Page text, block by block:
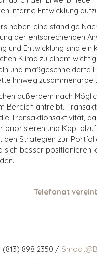
interne Entwicklung
haben eine ständige
der entsprechenden
und Entwicklung sind
Klima zu einem
und maßgeschneiderte
hinweg
außerdem nach
Bereich antreibt.
Transaktionsaktivität,
priorisieren und
den Strategien zur
sich besser positionieren
Telefonat
(813) 898 2350 /